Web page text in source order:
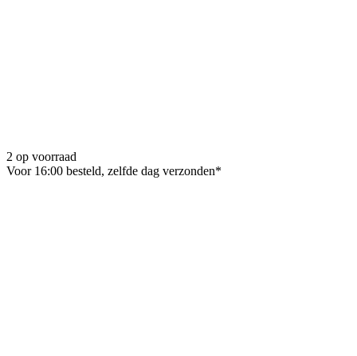
2 op voorraad
Voor 16:00 besteld, zelfde dag verzonden*